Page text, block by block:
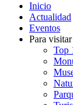
Inicio
Actualidad
Eventos
Para
Top